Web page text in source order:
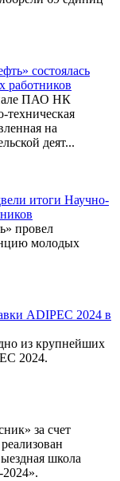
состоялась
работников
ПАО НК
техническая
на
деят...
итоги Научно-
провел
молодых
ADIPEC 2024 в
из крупнейших
2024.
за счет
школа